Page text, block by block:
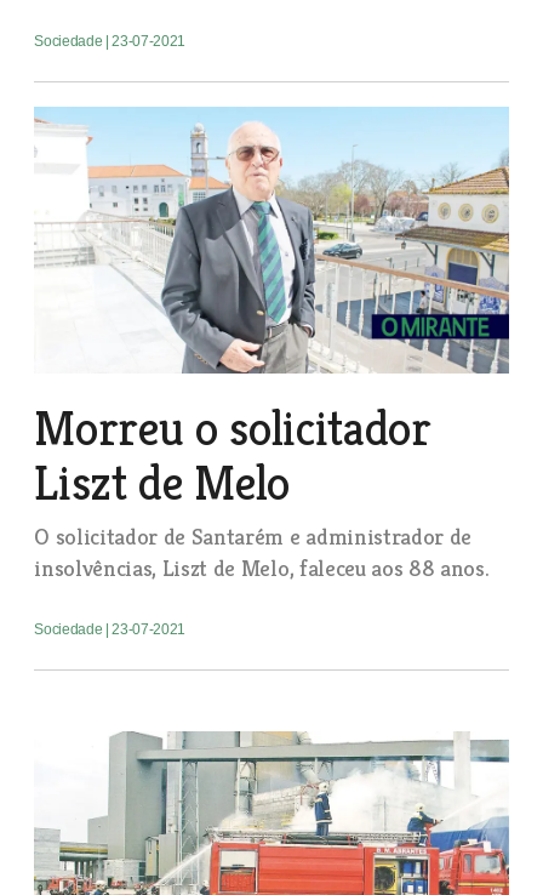
Sociedade | 23-07-2021
Morreu o solicitador
Liszt de Melo
O solicitador de Santarém e administrador de
insolvências, Liszt de Melo, faleceu aos 88 anos.
Sociedade | 23-07-2021